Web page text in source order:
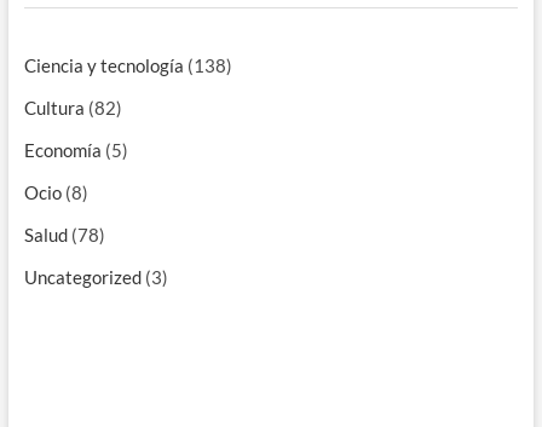
Ciencia y tecnología (138)
Cultura (82)
Economía (5)
Ocio(8)
Salud(78)
Uncategorized(3)